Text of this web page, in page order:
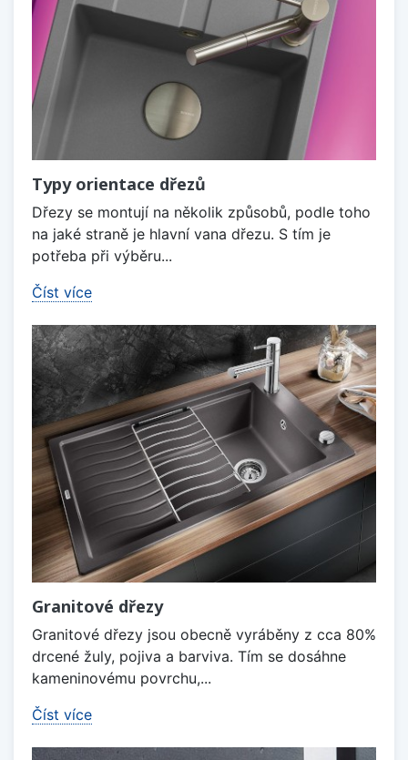
Typy orientace dřezů
Dřezy se montují na několik způsobů, podle toho
na jaké straně je hlavní vana dřezu. S tím je
potřeba při výběru...
Číst více
Granitové dřezy
Granitové dřezy jsou obecně vyráběny z cca 80%
drcené žuly, pojiva a barviva. Tím se dosáhne
kameninovému povrchu,...
Číst více